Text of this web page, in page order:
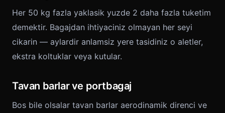
Her 50 kg fazla yaklasik yuzde 2 daha fazla tuketim
demektir. Bagajdan ihtiyaciniz olmayan her seyi
cikarin — aylardir anlamsiz yere tasidiniz o aletler,
ekstra koltuklar veya kutular.
Tavan barlar ve portbagaj
Bos bile olsalar tavan barlar aerodinamik direnci ve